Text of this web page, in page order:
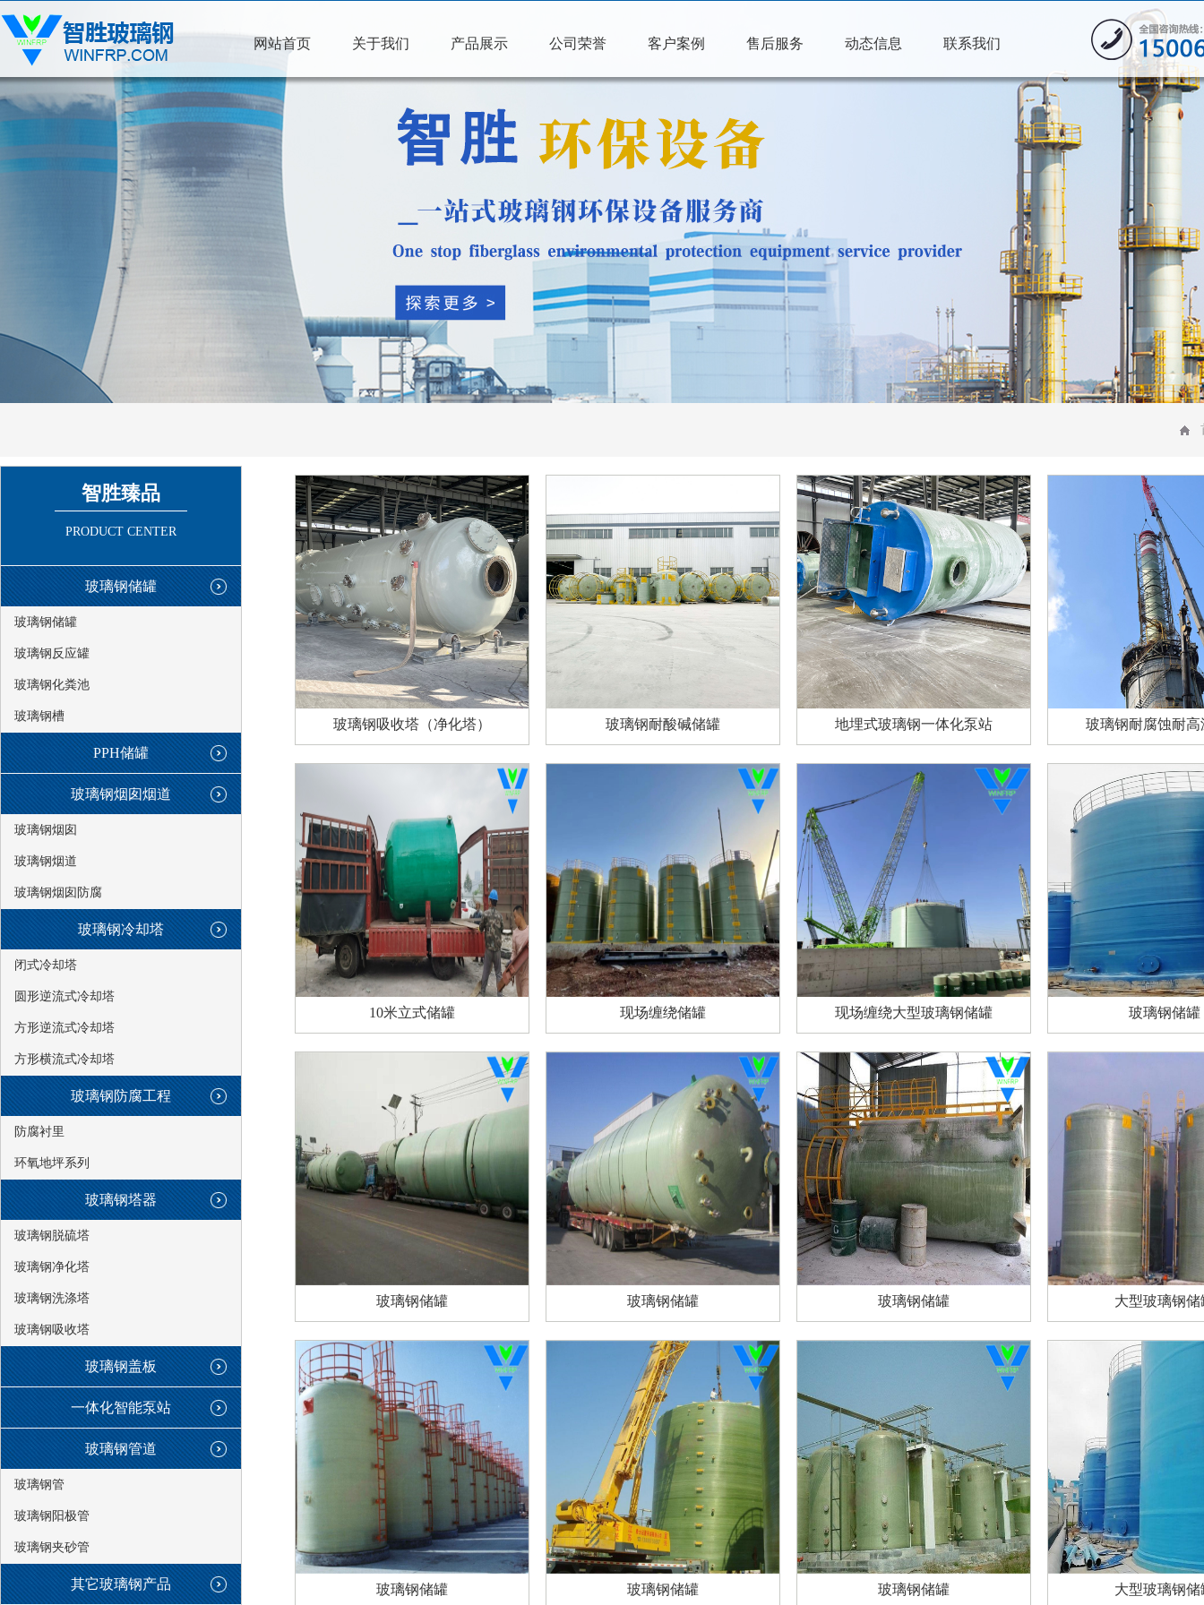
网站首页 关于我们 产品展示 公司荣誉 客户案例 售后服务 动态信息 联系我们
智胜臻品
PRODUCT CENTER
玻璃钢储罐
玻璃钢储罐
玻璃钢反应罐
玻璃钢化粪池
玻璃钢槽
PPH储罐
玻璃钢烟囱烟道
玻璃钢烟囱
玻璃钢烟道
玻璃钢烟囱防腐
玻璃钢冷却塔
闭式冷却塔
圆形逆流式冷却塔
方形逆流式冷却塔
方形横流式冷却塔
玻璃钢防腐工程
防腐衬里
环氧地坪系列
玻璃钢塔器
玻璃钢脱硫塔
玻璃钢净化塔
玻璃钢洗涤塔
玻璃钢吸收塔
玻璃钢盖板
一体化智能泵站
玻璃钢管道
玻璃钢管
玻璃钢阳极管
玻璃钢夹砂管
其它玻璃钢产品
玻璃钢吸收塔（净化塔） 玻璃钢耐酸碱储罐 地埋式玻璃钢一体化泵站 玻璃钢耐腐蚀耐高
10米立式储罐 现场缠绕储罐 现场缠绕大型玻璃钢储罐 玻璃钢储罐
玻璃钢储罐 玻璃钢储罐 玻璃钢储罐 大型玻璃钢储
玻璃钢储罐 玻璃钢储罐 玻璃钢储罐 大型玻璃钢储